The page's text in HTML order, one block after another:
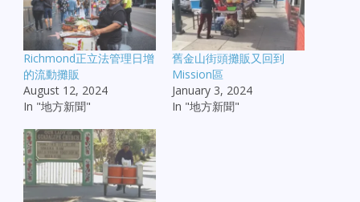
Richmond正立法管理日增
的流動攤販
August 12, 2024
In "地方新聞"
舊金山街頭攤販又回到
Mission區
January 3, 2024
In "地方新聞"